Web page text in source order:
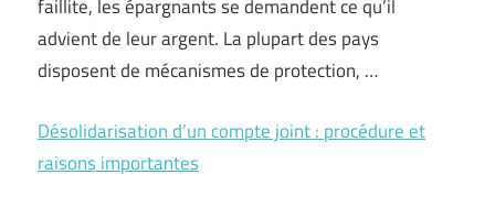
faillite, les épargnants se demandent ce qu’il
advient de leur argent. La plupart des pays
disposent de mécanismes de protection, …
Désolidarisation d’un compte joint : procédure et
raisons importantes